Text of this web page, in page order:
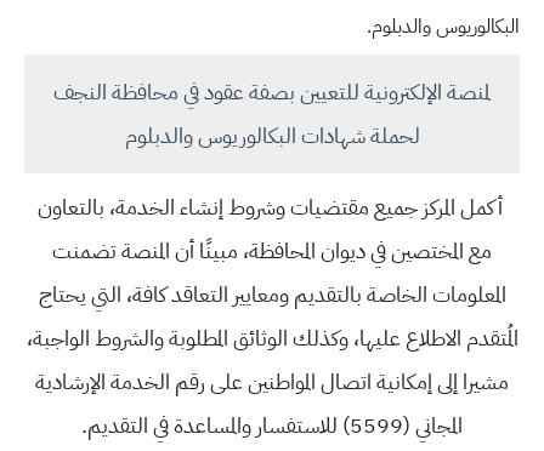
البكالوريوس والدبلوم.
لمنصة الإلكترونية للتعيين بصفة عقود في محافظة النجف
لحملة شهادات البكالوريوس والدبلوم
أكمل المركز جميع مقتضيات وشروط إنشاء الخدمة، بالتعاون
مع المختصين في ديوان المحافظة، مبينًا أن المنصة تضمنت
المعلومات الخاصة بالتقديم ومعايير التعاقد كافة، التي يحتاج
المُتقدم الاطلاع عليها، وكذلك الوثائق المطلوبة والشروط الواجبة،
مشيرا إلى إمكانية اتصال المواطنين على رقم الخدمة الإرشادية
المجاني (5599) للاستفسار والمساعدة في التقديم.